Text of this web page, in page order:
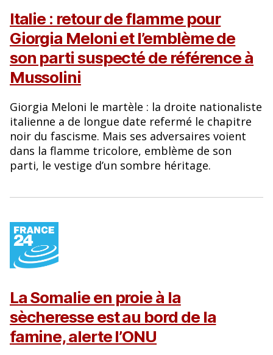
Italie : retour de flamme pour
Giorgia Meloni et l’emblème de
son parti suspecté de référence à
Mussolini
Giorgia Meloni le martèle : la droite nationaliste
italienne a de longue date refermé le chapitre
noir du fascisme. Mais ses adversaires voient
dans la flamme tricolore, emblème de son
parti, le vestige d’un sombre héritage.
La Somalie en proie à la
sècheresse est au bord de la
famine, alerte l’ONU